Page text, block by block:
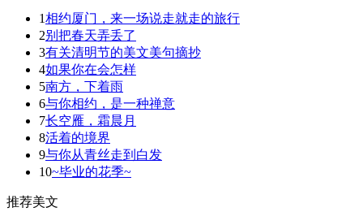
1相约厦门，来一场说走就走的旅行
2别把春天弄丢了
3有关清明节的美文美句摘抄
4如果你在会怎样
5南方，下着雨
6与你相约，是一种禅意
7长空雁，霜晨月
8活着的境界
9与你从青丝走到白发
10~毕业的花季~
推荐美文